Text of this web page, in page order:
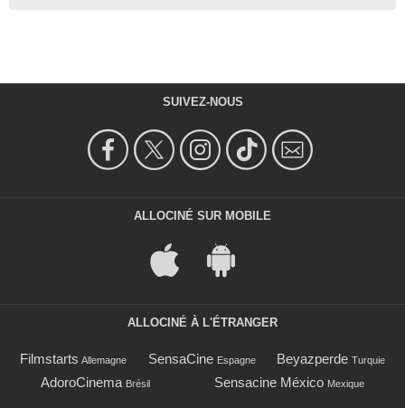
SUIVEZ-NOUS
ALLOCINÉ SUR MOBILE
ALLOCINÉ À L'ÉTRANGER
Filmstarts Allemagne SensaCine Espagne Beyazperde Turquie
AdoroCinema Brésil Sensacine México Mexique